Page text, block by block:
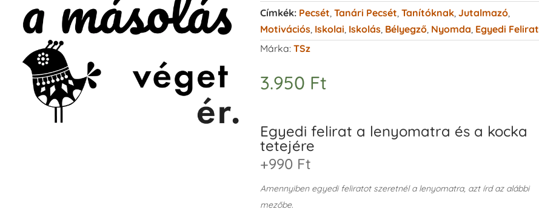
Címkék: Pecsét Tanári Pecsét Tanítóknak, Jutalmazó,
Motivációs, Iskolai Iskolás, Bélyegző, Nyomda Egyedi Felirat
Márka: TSz
3.950 Ft
Egyedi felirat a lenyomatra és a kocka
tetejére
+990 Ft
Amennyiben egyedi feliratot szeretnél a lenyomatra, azt írd az alábbi
mezőbe.